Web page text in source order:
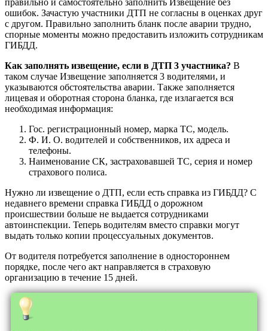
правильно и самостоятельно заполнить Извещение без
ошибок. Зачастую участники ДТП не согласны в оценках друг
с другом. Правильно заполнить бланк после аварии трудно,
спорные моменты можно предоставить изложить сотрудникам
ГИБДД.
Как заполнять извещение, если в ДТП 3 участника? В
таком случае Извещение заполняется 3 водителями, и
указываются обстоятельства аварии. Также заполняется
лицевая и оборотная сторона бланка, где излагается вся
необходимая информация:
Гос. регистрационный номер, марка ТС, модель.
Ф. И. О. водителей и собственников, их адреса и
телефоны.
Наименование СК, застраховавшей ТС, серия и номер
страхового полиса.
Нужно ли извещение о ДТП, если есть справка из ГИБДД? С
недавнего времени справка ГИБДД о дорожном
происшествии больше не выдается сотрудниками
автоинспекции. Теперь водителям вместо справки могут
выдать только копии процессуальных документов.
От водителя потребуется заполнение в одностороннем
порядке, после чего акт направляется в страховую
организацию в течение 15 дней.